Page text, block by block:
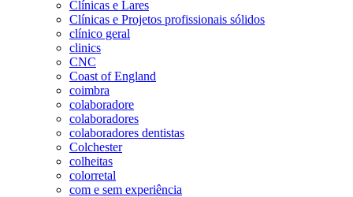
Clínicas e Lares
Clínicas e Projetos profissionais sólidos
clínico geral
clinics
CNC
Coast of England
coimbra
colaboradore
colaboradores
colaboradores dentistas
Colchester
colheitas
colorretal
com e sem experiência